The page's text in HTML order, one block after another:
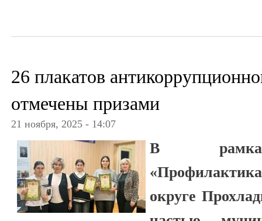
26 плакатов
отмечены призами
21 ноября, 2025 - 14:07
В рамках
округе